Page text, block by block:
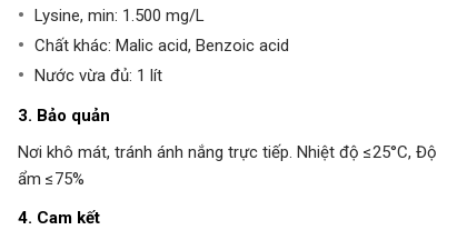
4. Cam kết
Nơi khô mát, tránh ánh nắng trực tiếp. Nhiệt độ ≤25°C, Độ
ẩm ≤75%
3. Bảo quản
Lysine, min: 1.500 mg/L
Chất khác: Malic acid, Benzoic acid
Nước vừa đủ: 1 lít